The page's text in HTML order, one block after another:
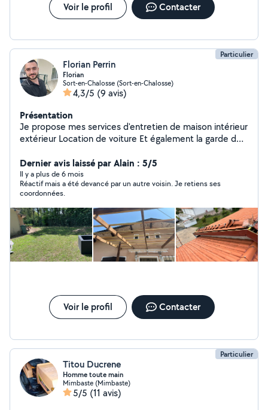
Voir le profil Contacter
Particulier
Florian Perrin
Florian
Sort-en-Chalosse (Sort-en-Chalosse)
4,3/5 (9 avis)
Présentation
Je propose mes services d'entretien de maison intérieur
extérieur Location de voiture Et également la garde de
dans le milieu canin
Dernier avis laissé par Alain : 5/5
Il y a plus de 6 mois
Réactif mais a été devancé par un autre voisin. Je retiens ses
coordonnées.
Voir le profil Contacter
Particulier
Titou Ducrene
Homme toute main
Mimbaste (Mimbaste)
5/5 (11 avis)